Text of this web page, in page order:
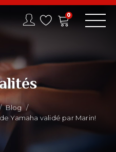
0
Blog
/
Yamaha validé par Marin!